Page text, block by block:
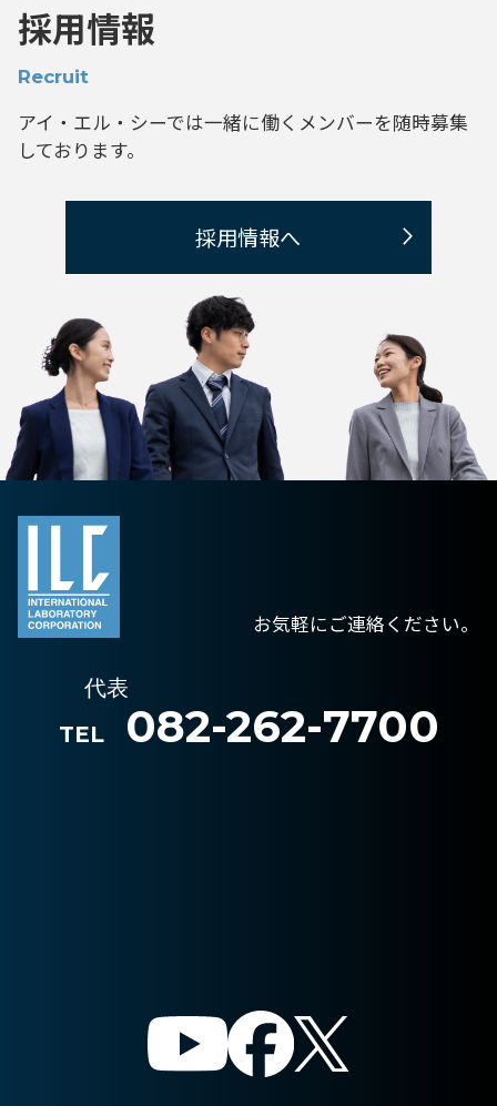
採用情報
Recruit
アイ・エル・シーでは一緒に働くメンバーを随時募集
しております。
採用情報へ
お気軽にご連絡ください。
代表
TEL
082-262-7700